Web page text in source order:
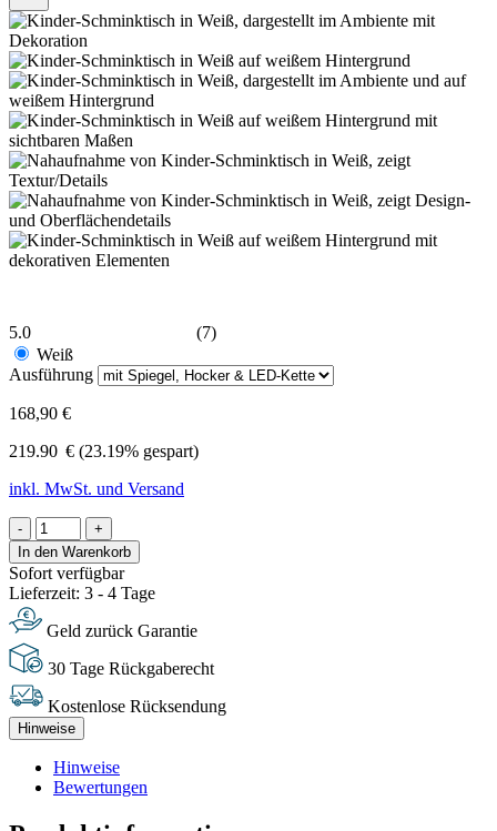
5.0
(7)
Weiß
Ausführung
168,90 €
219.90 € (23.19% gespart)
inkl. MwSt. und Versand
-
+
In den Warenkorb
Sofort verfügbar
Lieferzeit: 3 - 4 Tage
Geld zurück Garantie
30 Tage Rückgaberecht
Kostenlose Rücksendung
Hinweise
Hinweise
Bewertungen